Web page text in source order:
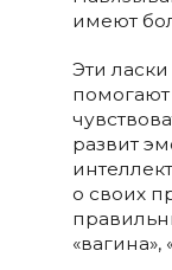
имеют
Эти
развит
о своих